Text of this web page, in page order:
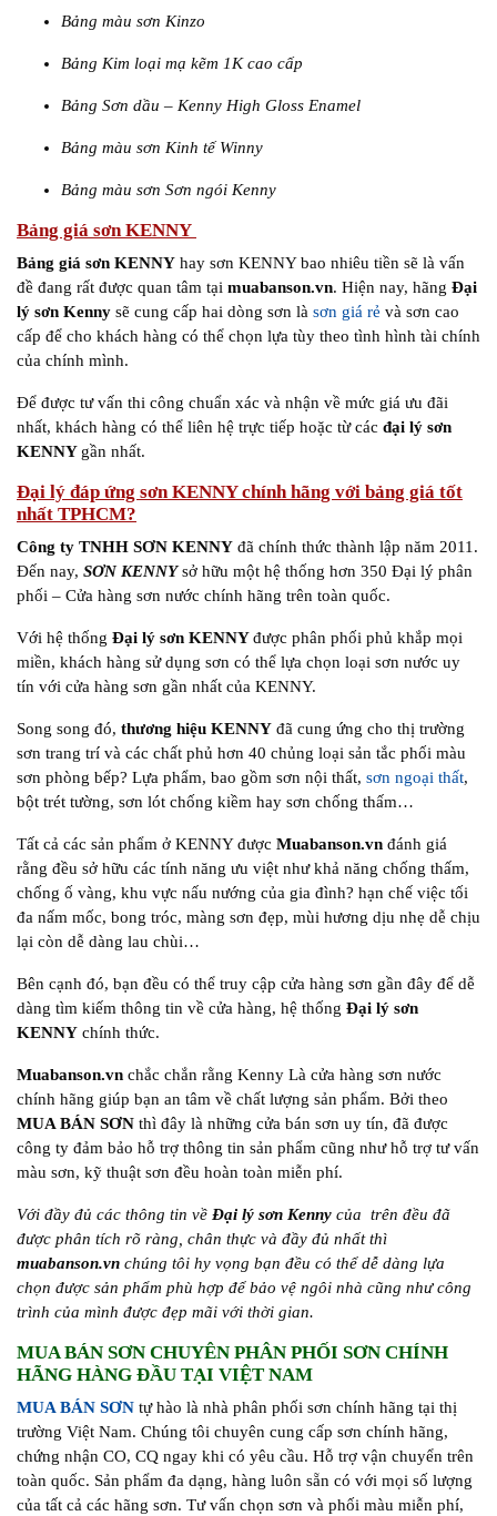
Bảng màu sơn Kinzo
Bảng Kim loại mạ kẽm 1K cao cấp
Bảng Sơn dầu – Kenny High Gloss Enamel
Bảng màu sơn Kinh tế Winny
Bảng màu sơn Sơn ngói Kenny
Bảng giá sơn KENNY
Bảng giá sơn KENNY hay sơn KENNY bao nhiêu tiền sẽ là vấn
đề đang rất được quan tâm tại muabanson.vn. Hiện nay, hãng Đại
lý sơn Kenny sẽ cung cấp hai dòng sơn là sơn giá rẻ và sơn cao
cấp để cho khách hàng có thể chọn lựa tùy theo tình hình tài chính
của chính mình.
Để được tư vấn thi công chuẩn xác và nhận về mức giá ưu đãi
nhất, khách hàng có thể liên hệ trực tiếp hoặc từ các đại lý sơn
KENNY gần nhất.
Đại lý đáp ứng sơn KENNY chính hãng với bảng giá tốt
nhất TPHCM?
Công ty TNHH SƠN KENNY đã chính thức thành lập năm 2011.
Đến nay, SƠN KENNYsở hữu một hệ thống hơn 350 Đại lý phân
phối – Cửa hàng sơn nước chính hãng trên toàn quốc.
Với hệ thống Đại lý sơn KENNYđược phân phối phủ khắp mọi
miền, khách hàng sử dụng sơn có thể lựa chọn loại sơn nước uy
tín với cửa hàng sơn gần nhất của KENNY.
Song song đó, thương hiệu KENNY đã cung ứng cho thị trường
sơn trang trí và các chất phủ hơn 40 chủng loại sản tắc phối màu
sơn phòng bếp? Lựa phẩm, bao gồm sơn nội thất, sơn ngoại thất,
bột trét tường, sơn lót chống kiềm hay sơn chống thấm…
Tất cả các sản phẩm ở KENNY được Muabanson.vn đánh giá
rằng đều sở hữu các tính năng ưu việt như khả năng chống thấm,
chống ố vàng, khu vực nấu nướng của gia đình? hạn chế việc tối
đa nấm mốc, bong tróc, màng sơn đẹp, mùi hương dịu nhẹ dễ chịu
lại còn dễ dàng lau chùi…
Bên cạnh đó, bạn đều có thể truy cập cửa hàng sơn gần đây để dễ
dàng tìm kiếm thông tin về cửa hàng, hệ thống Đại lý sơn
KENNY chính thức.
Muabanson.vn chắc chắn rằng Kenny Là cửa hàng sơn nước
chính hãng giúp bạn an tâm về chất lượng sản phẩm. Bởi theo
MUA BÁN SƠN thì đây là những cửa bán sơn uy tín, đã được
công ty đảm bảo hỗ trợ thông tin sản phẩm cũng như hỗ trợ tư vấn
màu sơn, kỹ thuật sơn đều hoàn toàn miễn phí.
Với đầy đủ các thông tin về Đại lý sơn Kenny của trên đều đã
được phân tích rõ ràng, chân thực và đầy đủ nhất thì
muabanson.vn chúng tôi hy vọng bạn đều có thể dễ dàng lựa
chọn được sản phẩm phù hợp để bảo vệ ngôi nhà cũng như công
trình của mình được đẹp mãi với thời gian.
MUA BÁN SƠN CHUYÊN PHÂN PHỐI SƠN CHÍNH
HÃNG HÀNG ĐẦU TẠI VIỆT NAM
MUA BÁN SƠN tự hào là nhà phân phối sơn chính hãng tại thị
trường Việt Nam. Chúng tôi chuyên cung cấp sơn chính hãng,
chứng nhận CO, CQ ngay khi có yêu cầu. Hỗ trợ vận chuyển trên
toàn quốc. Sản phẩm đa dạng, hàng luôn sẵn có với mọi số lượng
của tất cả các hãng sơn. Tư vấn chọn sơn và phối màu miễn phí,